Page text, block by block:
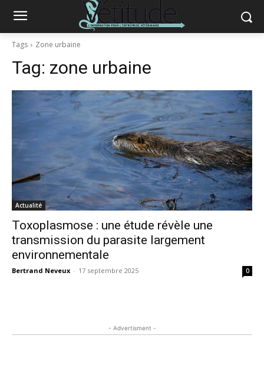
Tags Zone urbaine
Tag: zone urbaine
Actualité
Toxoplasmose : une étude révèle une
transmission du parasite largement
environnementale
Bertrand Neveux - 17 septembre 2025 0
- Advertisment -